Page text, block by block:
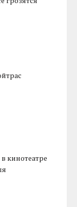
кинотеатре